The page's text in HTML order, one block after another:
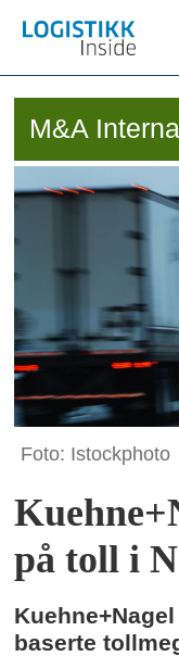
M&A
Foto: Istockphoto
på toll i
baserte